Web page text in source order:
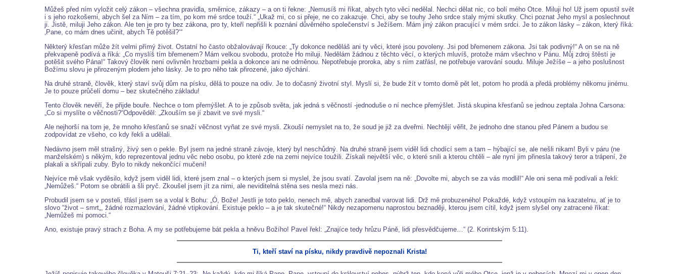
Můžeš před ním vyložit celý zákon – všechna pravidla, směrnice, zákazy – a on ti řekne: „Nemusíš mi říkat, abych tyto věci nedělal. Nechci dělat nic, co bolí mého Otce. Miluji ho! Už jsem opustil svět
i s jeho rozkošemi, abych šel za Ním – za tím, po kom mé srdce touží.“ „Ukaž mi, co si přeje, ne co zakazuje. Chci, aby se touhy Jeho srdce staly mými skutky. Chci poznat Jeho mysl a poslechnout
ji. Jistě, miluji Jeho zákon. Ale ten je pro ty bez zákona, pro ty, kteří nepřišli k poznání důvěrného společenství s Ježíšem. Mám jiný zákon pracující v mém srdci. Je to zákon lásky – zákon, který říká:
‚Pane, co mám dnes učinit, abych Tě potěšil?‘“
Některý křesťan může žít velmi přímý život. Ostatní ho často obžalovávají řkouce: „Ty dokonce neděláš ani ty věci, které jsou povoleny. Jsi pod břemenem zákona. Jsi tak podivný!“ A on se na ně
překvapeně podívá a říká: „Co myslíš tím břemenem? Mám velkou svobodu, protože Ho miluji. Nedělám žádnou z těchto věcí, o kterých mluvíš, protože mám všechno v Pánu. Můj zdroj štěstí je
potěšit svého Pána!“ Takový člověk není ovlivněn hrozbami pekla a dokonce ani ne odměnou. Nepotřebuje proroka, aby s ním zatřásl, ne potřebuje varování soudu. Miluje Ježíše – a jeho poslušnost
Božímu slovu je přirozeným plodem jeho lásky. Je to pro něho tak přirozené, jako dýchání.
Na druhé straně, člověk, který staví svůj dům na písku, dělá to pouze na odiv. Je to dočasný životní styl. Myslí si, že bude žít v tomto domě pět let, potom ho prodá a předá problémy někomu jinému.
Je to pouze průčelí domu – bez skutečného základu!
Tento člověk nevěří, že přijde bouře. Nechce o tom přemýšlet. A to je způsob světa, jak jedná s věčností -jednoduše o ní nechce přemýšlet. Jistá skupina křesťanů se jednou zeptala Johna Carsona:
„Co si myslíte o věčnosti?“Odpověděl: „Zkouším se jí zbavit ve své mysli.“
Ale nejhorší na tom je, že mnoho křesťanů se snaží věčnost vyňat ze své mysli. Zkouší nemyslet na to, že soud je již za dveřmi. Nechtějí věřit, že jednoho dne stanou před Pánem a budou se
zodpovídat ze všeho, co kdy řekli a udělali.
Nedávno jsem měl strašný, živý sen o pekle. Byl jsem na jedné straně závoje, který byl neschůdný. Na druhé straně jsem viděl lidi chodící sem a tam – hýbající se, ale nešli nikam! Byli v páru (ne
manželském) s někým, kdo reprezentoval jednu věc nebo osobu, po které zde na zemi nejvíce toužili. Získali největší věc, o které snili a kterou chtěli – ale nyní jim přinesla takový teror a trápení, že
plakali a skřípali zuby. Bylo to nikdy nekončící mučení!
Nejvíce mě však vyděsilo, když jsem viděl lidi, které jsem znal – o kterých jsem si myslel, že jsou svatí. Zavolal jsem na ně: „Dovolte mi, abych se za vás modlil!“ Ale oni sena mě podívali a řekli:
„Nemůžeš.“ Potom se obrátili a šli pryč. Zkoušel jsem jít za nimi, ale neviditelná stěna ses nesla mezi nás.
Probudil jsem se v posteli, třásl jsem se a volal k Bohu: „Ó, Bože! Jestli je toto peklo, nenech mě, abych zanedbal varovat lidi. Drž mě probuzeného! Pokaždé, když vstoupím na kazatelnu, ať je to
slovo “život – smrt„, žádné rozmazlování, žádné vtipkování. Existuje peklo – a je tak skutečné!“ Nikdy nezapomenu naprostou beznaději, kterou jsem cítil, když jsem slyšel ony zatracené říkat:
„Nemůžeš mi pomoci.“
Ano, existuje pravý strach z Boha. A my se potřebujeme bát pekla a hněvu Božího! Pavel řekl: „Znajíce tedy hrůzu Páně, lidi přesvědčujeme…“ (2. Korintským 5:11).
Ti, kteří staví na písku, nikdy pravdivě nepoznali Krista!